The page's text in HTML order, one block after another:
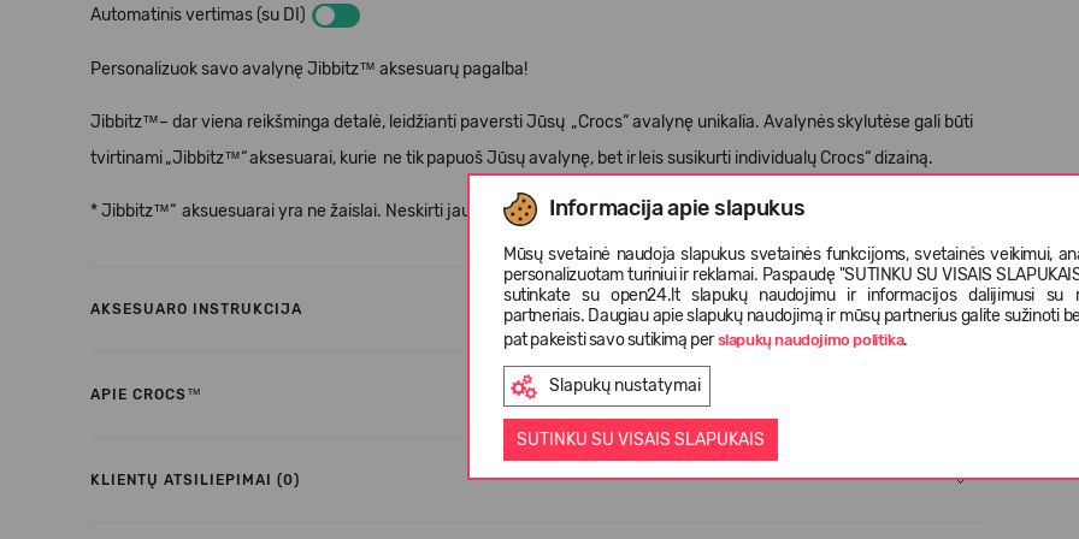
Informacija apie slapukus
Mūsų svetainė naudoja slapukus svetainės funkcijoms, svetainės veikimui,
personalizuotam turiniui ir reklamai. Paspaudę "SUTINKU SU VISAIS
sutinkate su open24.lt slapukų naudojimu ir informacijos dalijimusi su
partneriais. Daugiau apie slapukų naudojimą ir mūsų partnerius galite sužinoti
pat pakeisti savo sutikimą per slapukų naudojimo politika.
Slapukų nustatymai
SUTINKU SU VISAIS SLAPUKAIS
Automatinis vertimas (su DI)
Personalizuok savo avalynę Jibbitz™ aksesuarų pagalba!
Jibbitz™– dar viena reikšminga detalė, leidžianti paversti Jūsų „Crocs“avalynę unikalia. Avalynėsskylutėse gali būti
tvirtinami„Jibbitz™“aksesuarai, kurie ne tikpapuošJūsųavalynę, bet ir leis susikurti individual ų Crocs“dizainą.
* Jibbitz™“ aksuesuarai yra ne žaislai. Neskirti jaunesniems nei 3 metųvaikams.
AKSESUARO INSTRUKCIJA
APIE CROCS™
KLIENTŲ ATSILIEPIMAI (0)